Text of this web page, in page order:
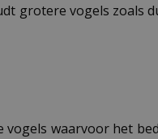
grotere vogels zoals
waarvoor het